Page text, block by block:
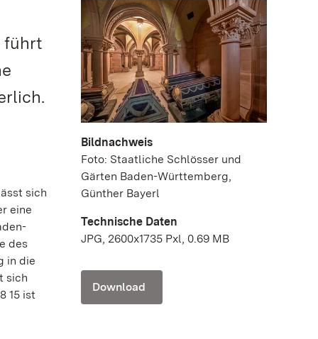
führt
sich
eine
des
in die
sich
15 ist
Bildnachweis
Foto: Staatliche Schlösser und
Gärten Baden-Württemberg,
Günther Bayerl
Technische Daten
JPG, 2600x1735 Pxl, 0.69 MB
Download